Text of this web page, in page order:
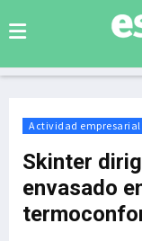
Actividad empresarial
Skinter
envasado